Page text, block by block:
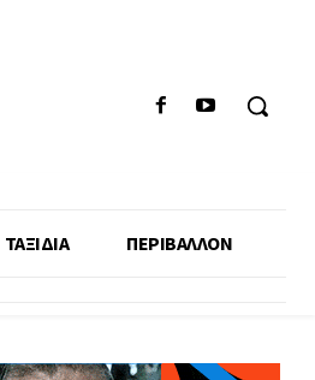
ΤΑΞΙΔΙΑ ΠΕΡΙΒΑΛΛΟΝ